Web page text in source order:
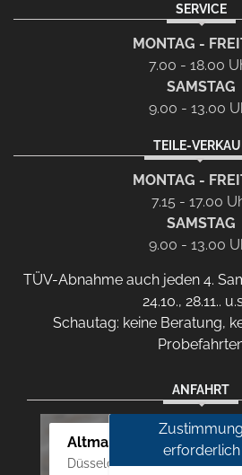
SERVICE
MONTAG -
7.00 - 18.00
SAMSTAG
9.00 - 13.00
TEILE-
MONTAG -
7.15 - 17.00
SAMSTAG
9.00 - 13.00
TÜV-Abnahme auch jeden 4.
24.10., 28.11..
Schautag: keine Beratung,
ANFAHRT
Altmann Autoland
Düsseldorfer Str. 69 - 79,
Zustimmung
erforderlich